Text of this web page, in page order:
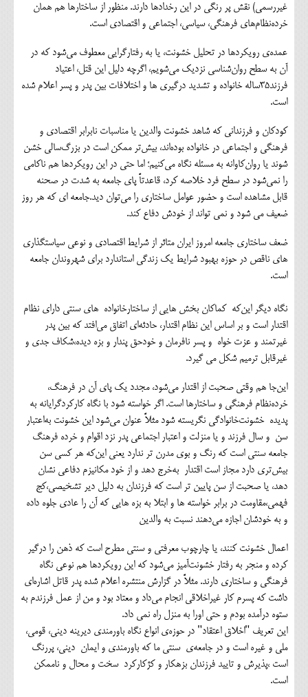
غیررسمی) نقش پر رنگی در این رخدادها دارند. منظور از ساختارها هم همان
خرده‌نظام‌های فرهنگی، سیاسی، اجتماعی و اقتصادی است.
عمده‌ی رویکردها در تحلیل خشونت، یا به رفتارگرایی معطوف می‌شود که در
آن به سطح روان‌شناسی نزدیک می‌شویم، اگرچه دلیل این قتل، اعتیاد
فرزند۳۵ساله خانواده و تشدید درگیری ها و اختلافات بین پدر و پسر اعلام شده
است.
کودکان و فرزندانی که شاهد خشونت والدین یا مناسبات نابرابر اقتصادی و
فرهنگی و اجتماعی در خانواده بوده‌اند، بیش‌تر ممکن است در بزرگ‌سالی خشن
شوند یا روان‌کاوانه به مسئله نگاه می‌کنیم؛ اما حتی در این رویکردها هم ناکامی
را نمی‌شود در سطح فرد خلاصه کرد، قاعدتاً پای جامعه به‌ شدت در صحنه
قابل مشاهده است و حضور عوامل ساختاری را می‌توان دید.جامعه ای که هر روز
ضعیف می شود و نمی تواند از خودش دفاع کند‌.
ضعف ساختاری جامعه امروز ایران متاثر از شرایط اقتصادی و نوعی سیاستگذاری
های ناقص در حوزه بهبود شرایط یک زندگی استاندارد برای شهروندان جامعه
است.
نگاه دیگر این‌که کماکان بخش هایی از ساختارخانواده های سنتی دارای نظام
اقتدار است و بر اساس این نظام اقتدار، حادثه‌ای اتفاق می‌افتد که بین پدر
غیرتمند و عزت خواه و پسر نافرمان و خودحق پندار و بزه دیده،شکاف جدی و
غیرقابل ترمیم شکل می گیرد.
این‌جا هم وقتی صحبت از اقتدار می‌شود، مجدد یک پای آن در فرهنگ،
خرده‌نظام فرهنگی و ساختارها است. اگر خواسته شود با نگاه کارکردگرایانه به
پدیده خشونت‌خانوادگی نگریسته شود مثلاً عنوان می‌شود این خشونت به‌اعتبار
سن و سال فرزند و یا منزلت و اعتبار اجتماعی پدر نزد اقوام و خرده فرهنگ
جامعه سنتی است که رنگ و بوی مدرن تر ندارد یعنی این‌که هر کسی سن
بیش‌تری دارد مجاز است اقتدار به‌خرج دهد و از خود مکانیزم دفاعی نشان
دهد، یا صحبت از سن پایین تر است که فرزندان به دلیل دیر تشخیصی،کج
فهمی،مقاومت در برابر خواسته ها و ابتلا به بزه هایی که آن را عادی جلوه داده
و به خودشان اجازه می‌دهند نسبت به والدین
اعمال خشونت کنند، یا چارچوب معرفتی و سنتی مطرح است که ذهن را درگیر
کرده و منجر به رفتار خشونت‌آمیز می‌شود که این رویکردها هم نوعی نگاه
فرهنگی و ساختاری دارند. مثلاً در گزارش منتشره اعلام شده پدر قاتل اشاره‌ای
داشت که پسرم کار غیراخلاقی انجام می‌داد و معتاد بود و من از عمل فرزندم به
ستوه درآمده بودم و حتی اورا به منزل راه نمی داد.
این تعریف "اخلاق اعتقاد" در حوزه‌ی انواع نگاه باورمندی دیرینه دینی، قومی،
ملی و غیره است و در جامعه‌ی سنتی ما که باورمندی و ایمان دینی، پررنگ
است ،پذیرش و تایید فرزندان بزهکار و کژکارکرد سخت و محال و ناممکن
است.